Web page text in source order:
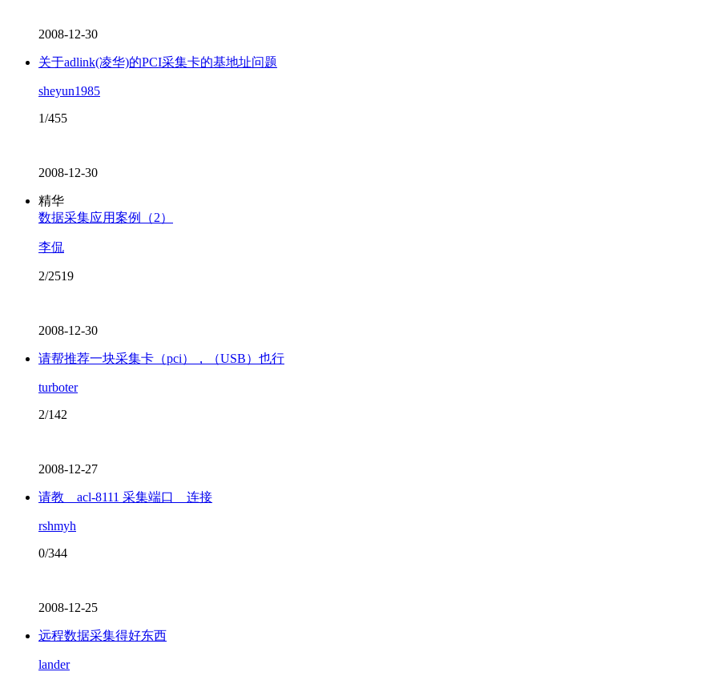
2008-12-30
关于adlink(凌华)的PCI采集卡的基地址问题
sheyun1985
1/455
2008-12-30
精华
数据采集应用案例（2）
李侃
2/2519
2008-12-30
请帮推荐一块采集卡（pci），（USB）也行
turboter
2/142
2008-12-27
请教 acl-8111 采集端口 连接
rshmyh
0/344
2008-12-25
远程数据采集得好东西
lander